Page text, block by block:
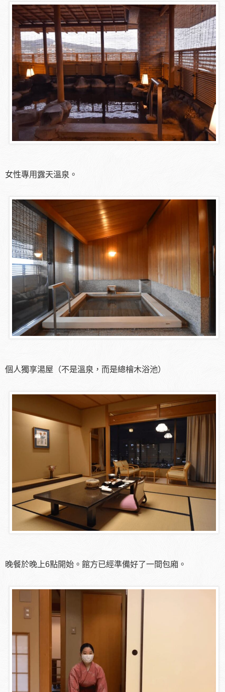
女性專用露天溫泉。
個人獨享湯屋（不是溫泉，而是總檜木浴池）
晚餐於晚上6點開始。館方已經準備好了一間包廂。